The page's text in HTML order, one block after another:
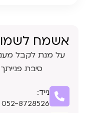
אשמח
על מנת לקבל
סיבת
נייד:
052-8728526